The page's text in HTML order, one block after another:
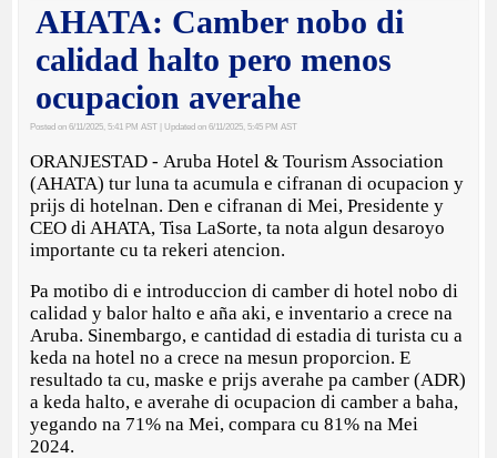
AHATA: Camber nobo di
calidad halto pero menos
ocupacion averahe
Posted on 6/11/2025, 5:41 PM AST | Updated on 6/11/2025, 5:45 PM AST
ORANJESTAD - Aruba Hotel & Tourism Association
(AHATA) tur luna ta acumula e cifranan di ocupacion y
prijs di hotelnan. Den e cifranan di Mei, Presidente y
CEO di AHATA, Tisa LaSorte, ta nota algun desaroyo
importante cu ta rekeri atencion.
Pa motibo di e introduccion di camber di hotel nobo di
calidad y balor halto e aña aki, e inventario a crece na
Aruba. Sinembargo, e cantidad di estadia di turista cu a
keda na hotel no a crece na mesun proporcion. E
resultado ta cu, maske e prijs averahe pa camber (ADR)
a keda halto, e averahe di ocupacion di camber a baha,
yegando na 71% na Mei, compara cu 81% na Mei
2024.